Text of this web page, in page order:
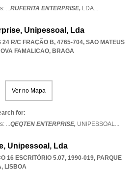
...RUFERITA ENTERPRISE, LDA...
Unipessoal, Lda
24 R/C FRAÇÃO B, 4765-704, SAO MATEUS
FAMALICAO, BRAGA
Ver no Mapa
for:
...QEQTEN ENTERPRISE, UNIPESSOAL...
Unipessoal, Lda
16 ESCRITÓRIO 5.07, 1990-019, PARQUE
, LISBOA